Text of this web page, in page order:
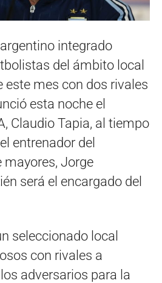
integrado
del ámbito local
este mes con dos rivales
esta noche el
Claudio Tapia, al tiempo
entrenador del
mayores, Jorge
será el encargado del
seleccionado local
con rivales a
adversarios para la